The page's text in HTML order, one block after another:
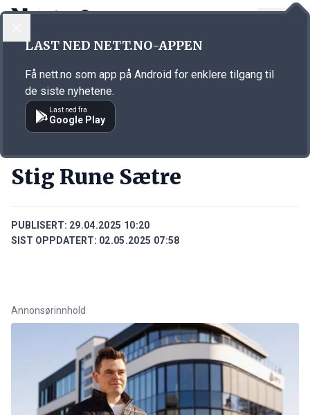
Annonsørinnhold
Stig Rune Sætre
PUBLISERT: 29.04.2025 10:20
SIST OPPDATERT: 02.05.2025 07:58
Annonsørinnhold
LAST NED NETT.NO-APPEN
Få nett.no som app på Android for enklere tilgang til
de siste nyhetene.
Last ned fra
Google Play